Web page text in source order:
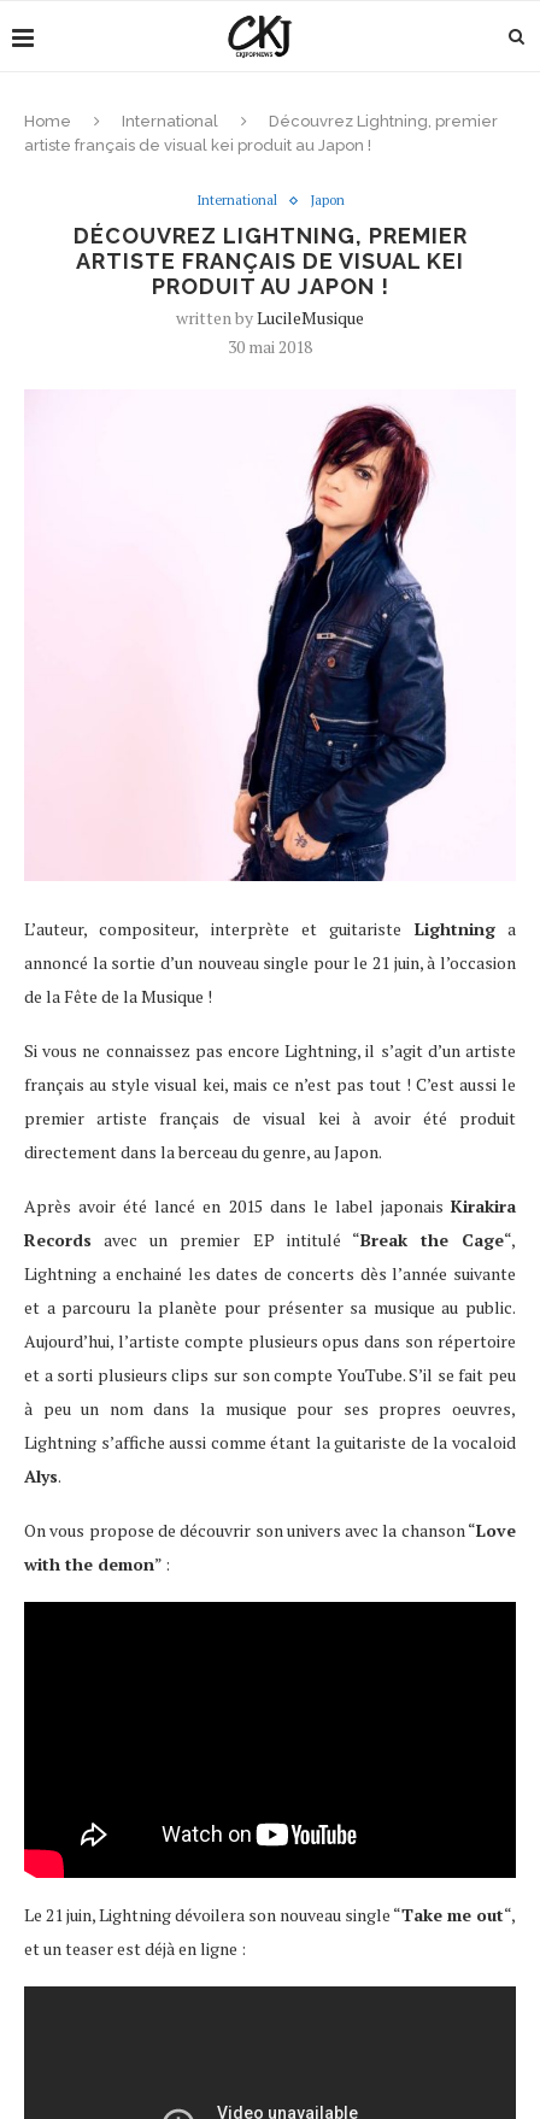
Home International
Découvrez Lightning, premier
artiste français de visual kei produit au Japon !
International Japon
DÉCOUVREZ LIGHTNING, PREMIER
ARTISTE FRANÇAIS DE VISUAL KEI
PRODUIT AU JAPON !
written byLucileMusique
30 mai 2018
L’auteur, compositeur, interprète et guitariste Lightninga
annoncé la sortie d’un nouveau single pour le 21 juin, à l’occasion
de la Fête de la Musique !
Si vous ne connaissez pas encore Lightning, il s’agit d’un artiste
français au style visual kei, mais ce n’est pas tout ! C’est aussi le
premier artiste français de visual kei à avoir été produit
directement dans la berceau du genre, au Japon.
Après avoir été lancé en 2015 dans le label japonais Kirakira
Records avec un premier EP intitulé “Break the Cage“,
Lightning a enchainé les dates de concerts dès l’année suivante
et a parcouru la planète pour présenter sa musique au public.
Aujourd’hui, l’artiste compte plusieurs opus dans son répertoire
et a sorti plusieurs clips sur son compte YouTube. S’il se fait peu
à peu un nom dans la musique pour ses propres oeuvres,
Lightning s’affiche aussi comme étant la guitariste de la vocaloid
Alys.
On vous propose de découvrir son univers avec la chanson “Love
with the demon” :
Le 21 juin, Lightning dévoilera son nouveau single “Take me out“,
et un teaser est déjà en ligne :